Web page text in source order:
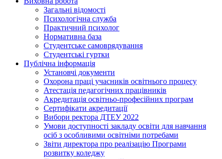
Загальні відомості
Психологічна служба
Практичний психолог
Нормативна база
Студентське самоврядування
Студентські гуртки
Публічна інформація
Установчі документи
Охорона праці учасників освітнього процесу
Атестація педагогічних працівників
Акредитація освітньо-професійних програм
Сертифікати акредитації
Вибори ректора ДТЕУ 2022
Умови доступності закладу освіти для навчання
осіб з особливими освітніми потребами
Звіти директора про реалізацію Програми
розвитку коледжу